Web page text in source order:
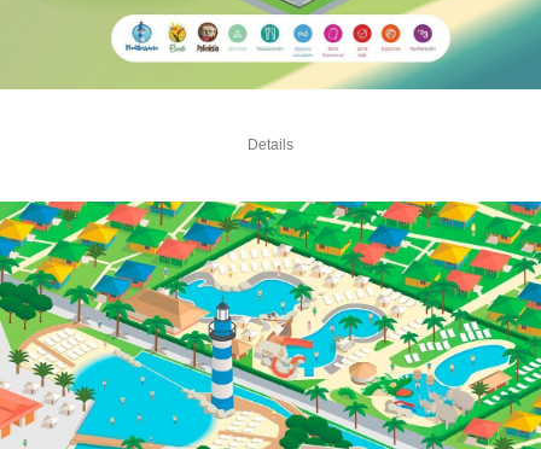
Details
make our
website work
as well as
possible during
your visit. If
you reject
Marketing
Al compartir tus
intereses y
comportamiento
mientras visitas
nuestro sitio,
aumentas la
posibilidad de
ver contenido y
ofertas
personalizados.